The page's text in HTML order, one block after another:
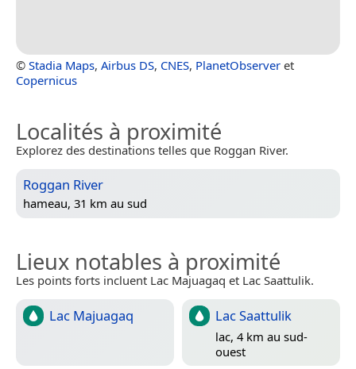
© Stadia Maps, Airbus DS, CNES, PlanetObserver et
Copernicus
Localités à proximité
Explorez des destinations telles que Roggan River.
Roggan River
hameau, 31 km au sud
Lieux notables à proximité
Les points forts incluent Lac Majuagaq et Lac Saattulik.
Lac Majuagaq Lac Saattulik
lac, 4 km au sud-
ouest